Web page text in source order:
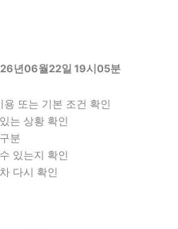
년06월22일 19시05분
또는 기본 조건 확인
는 상황 확인
분
있는지 확인
다시 확인